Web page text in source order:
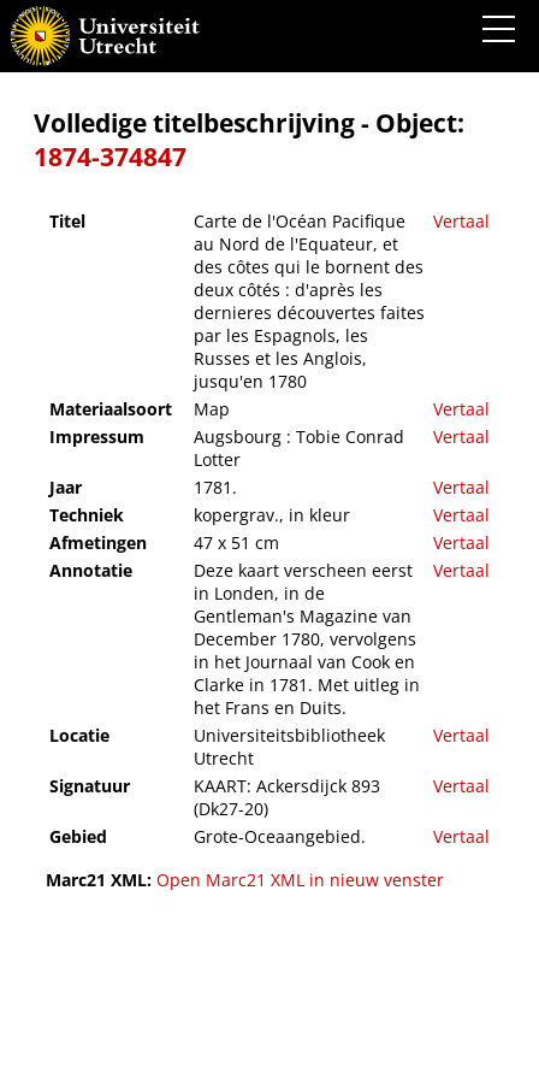
Carte de l'Océan Pacifique au Nord de l'Equateur, et des côtes qui le bornent des deux
côtés : d'après les dernieres découvertes faites par les Espagnols, les Russes et les
Anglois, jusqu'en 1780
Volledige titelbeschrijving - Object:
1874-374847
Titel
Carte de l'Océan Pacifique
au Nord de l'Equateur, et
des côtes qui le bornent des
deux côtés : d'après les
dernieres découvertes faites
par les Espagnols, les
Russes et les Anglois,
jusqu'en 1780
Vertaal
Materiaalsoort Map
Vertaal
Impressum
Augsbourg : Tobie Conrad
Lotter
Vertaal
Jaar 1781.
Vertaal
Techniek
kopergrav., in kleur
Vertaal
Afmetingen
47 x 51 cm
Vertaal
Annotatie
Deze kaart verscheen eerst
in Londen, in de
Gentleman's Magazine van
December 1780, vervolgens
in het Journaal van Cook en
Clarke in 1781. Met uitleg in
het Frans en Duits.
Vertaal
Locatie
Universiteitsbibliotheek
Utrecht
Vertaal
Signatuur
KAART: Ackersdijck 893
(Dk27-20)
Vertaal
Gebied Grote-Oceaangebied.
Vertaal
Marc21 XML: Open Marc21 XML in nieuw venster